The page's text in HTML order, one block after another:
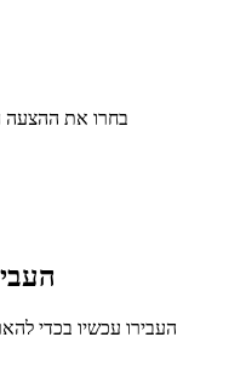
בחרו את ההצעה
העבירו עכשיו בכדי